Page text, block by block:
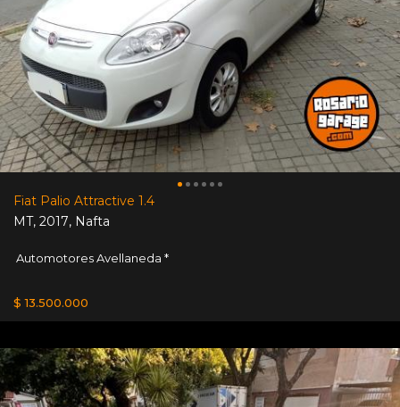
Fiat Palio Attractive 1.4
MT, 2017, Nafta
Automotores Avellaneda *
$ 13.500.000